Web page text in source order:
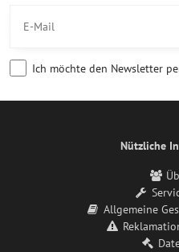
Ich möchte den Newsletter
Nützliche
Allgemeine